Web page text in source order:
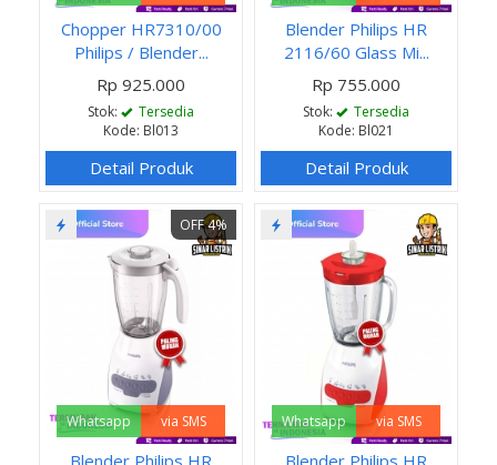
Chopper HR7310/00
Philips / Blender...
Rp 925.000
Stok:
Tersedia
Kode: Bl013
Detail Produk
Blender Philips HR
2116/60 Glass Mi...
Rp 755.000
Stok:
Tersedia
Kode: Bl021
Detail Produk
OFF 4%
Whatsapp via SMS
Blender Philips HR
Whatsapp via SMS
Blender Philips HR